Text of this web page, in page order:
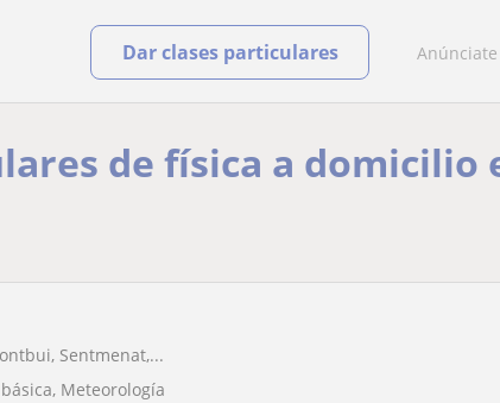
Anúnciate
Dar clases particulares
de física a domicilio
Sentmenat,...
Meteorología